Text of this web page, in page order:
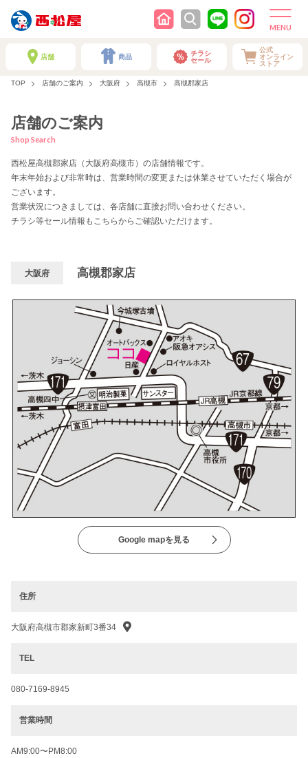
店舗 商品
チラシ
セール
公式
オンライン
ストア
TOP 店舗のご案内 大阪府 高槻市 高槻郡家店
店舗のご案内
Shop Search
西松屋高槻郡家店（大阪府高槻市）の店舗情報です。
年末年始および非常時は、営業時間の変更または休業させていただく場合が
ございます。
営業状況につきましては、各店舗に直接お問い合わせください。
チラシ等セール情報もこちらからご確認いただけます。
大阪府 高槻郡家店
Google mapを見る
住所
大阪府高槻市郡家新町3番34
TEL
080-7169-8945
営業時間
AM9:00〜PM8:00